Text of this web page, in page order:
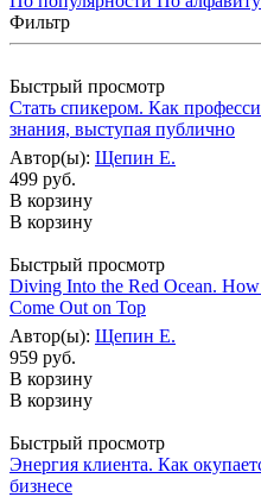
Фильтр
Быстрый просмотр
Стать спикером. Как
знания, выступая публично
Автор(ы): Щепин Е.
499 руб.
В корзину
В корзину
Быстрый просмотр
Diving Into the Red Ocean.
Come Out on Top
Автор(ы): Щепин Е.
959 руб.
В корзину
В корзину
Быстрый просмотр
Энергия клиента. Как
бизнесе